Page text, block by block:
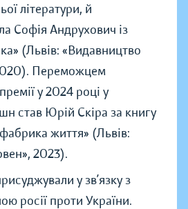
літератури, й
Софія Андрухович із
(Львів: «Видавництво
Переможцем
у 2024 році у
став Юрій Скіра за книгу
життя» (Львів:
2023).
у зв’язку з
росії проти України.